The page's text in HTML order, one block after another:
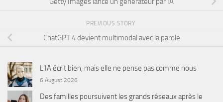
PREVIOUS STORY
ChatGPT 4 devient multimodal avec la parole
L’IA écrit bien, mais elle ne pense pas comme nous
6 August 2026
Des familles poursuivent les grands réseaux après le